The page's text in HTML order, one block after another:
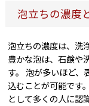
泡立ちの濃度
泡立ちの濃度は、洗
豊かな泡は、石鹸や
す。 泡が多いほど、
込むことが可能です
として多くの人に認